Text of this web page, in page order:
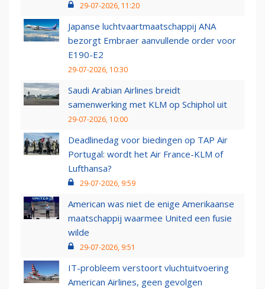
29-07-2026, 11:20
Japanse luchtvaartmaatschappij ANA
bezorgt Embraer aanvullende order voor
E190-E2
29-07-2026, 10:30
Saudi Arabian Airlines breidt
samenwerking met KLM op Schiphol uit
29-07-2026, 10:00
Deadlinedag voor biedingen op TAP Air
Portugal: wordt het Air France-KLM of
Lufthansa?
29-07-2026, 9:59
American was niet de enige Amerikaanse
maatschappij waarmee United een fusie
wilde
29-07-2026, 9:51
IT-probleem verstoort vluchtuitvoering
American Airlines, geen gevolgen